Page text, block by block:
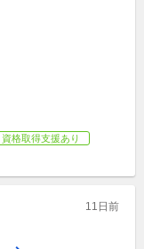
資格取得支援あり
11日前